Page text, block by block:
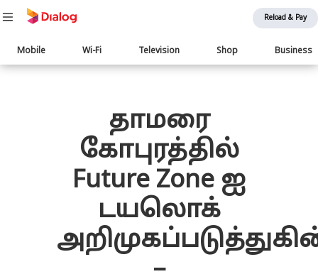
Reload & Pay
Main
navigation
Mobile Wi-Fi Television Shop Business
பொருள் விரிவாக்கம்
தாமரை
கோபுரத்தில்
Future Zone ஐ
டயலொக்
–